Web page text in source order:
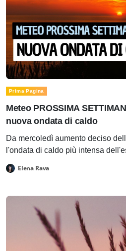
Prima Pagina
Meteo PROSSIMA
nuova ondata di caldo
Da mercoledì aumento deciso
l'ondata di caldo più intensa
Elena Rava